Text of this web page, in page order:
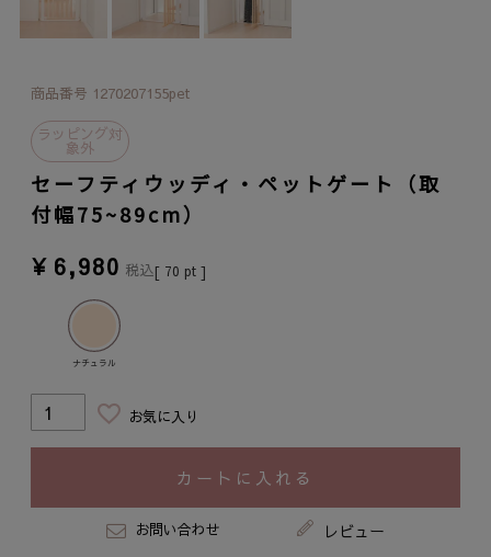
商品番号 1270207155pet
ラッピング対
象外
セーフティウッディ・ペットゲート（取
付幅75~89cm）
¥ 6,980 税込[ 70 pt ]
ナチュラル
お気に入り
カートに入れる
お問い合わせ レビュー